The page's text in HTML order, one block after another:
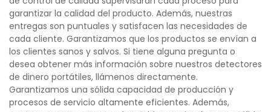
garantizar la calidad del producto. Además, nuestras
entregas son puntuales y satisfacen las necesidades de
cada cliente. Garantizamos que los productos se envían a
los clientes sanos y salvos. Si tiene alguna pregunta o
desea obtener más información sobre nuestros detectores
de dinero portátiles, llámenos directamente.
Garantizamos una sólida capacidad de producción y
procesos de servicio altamente eficientes. Además,